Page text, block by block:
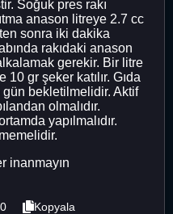
Soğuk pres rakı
anason litreye 2.7 cc
sonra iki dakika
rakıdaki anason
gerekir. Bir litre
gr şeker katılır. Gıda
bekletilmelidir. Aktif
olmalıdır.
yapılmalıdır.
inanmayın
0
Kopyala